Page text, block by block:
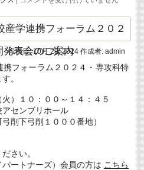
か
か
し
ま
つ
に
か
し
を
は
産学連携フォーラム２０２
発表会のご案内
投稿日: 10月 29, 2024 作成者: admin
フォーラム２０２４・専攻科特
。
）１０：００～１４：４５
センブリホール
下弓削１０００番地）
さい。
ートナーズ）会員の方は こちら